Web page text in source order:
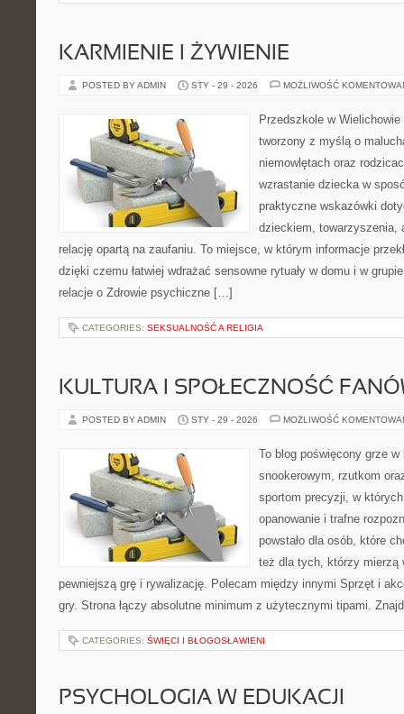
KARMIENIE I ŻYWIENIE
POSTED BY ADMIN STY - 29 - 2026 MOŻLIWOŚĆ
Przedszkole w
tworzony z myślą o
niemowlętach oraz
wzrastanie dziecka w
praktyczne wskazówki
dzieckiem, towarzyszenia,
relację opartą na zaufaniu. To miejsce, w którym informacje
dzięki czemu łatwiej wdrażać sensowne rytuały w domu i w
relacje o Zdrowie psychiczne […]
CATEGORIES: SEKSUALNOŚĆ A RELIGIA
KULTURA I SPOŁECZNOŚĆ
POSTED BY ADMIN STY - 29 - 2026 MOŻLIWOŚĆ
To blog poświęcony grze
snookerowym, rzutkom
sportom precyzji, w
opanowanie i trafne
powstało dla osób, które
też dla tych, którzy mierzą
pewniejszą grę i rywalizację. Polecam między innymi Sprzęt i
gry. Strona łączy absolutne minimum z użytecznymi tipami.
CATEGORIES: ŚWIĘCI I BŁOGOSŁAWIENI
PSYCHOLOGIA W EDUKACJI